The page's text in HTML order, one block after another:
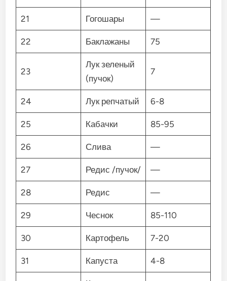
21 Гогошары —
22 Баклажаны 75
23
Лук зеленый
(пучок)
7
24 Лук репчатый 6-8
25 Кабачки 85-95
26 Слива —
27 Редис /пучок/ —
28 Редис —
29 Чеснок 85-110
30 Картофель 7-20
31 Капуста 4-8